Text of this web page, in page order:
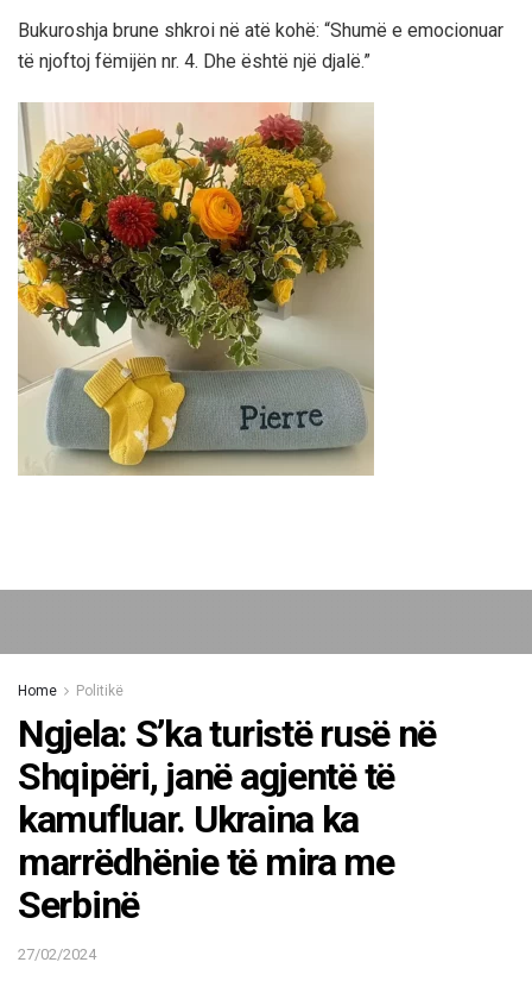
Bukuroshja brune shkroi në atë kohë: “Shumë e emocionuar
të njoftoj fëmijën nr. 4. Dhe është një djalë.”
Home Politikë
Ngjela: S’ka turistë rusë në
Shqipëri, janë agjentë të
kamufluar. Ukraina ka
marrëdhënie të mira me
Serbinë
27/02/2024